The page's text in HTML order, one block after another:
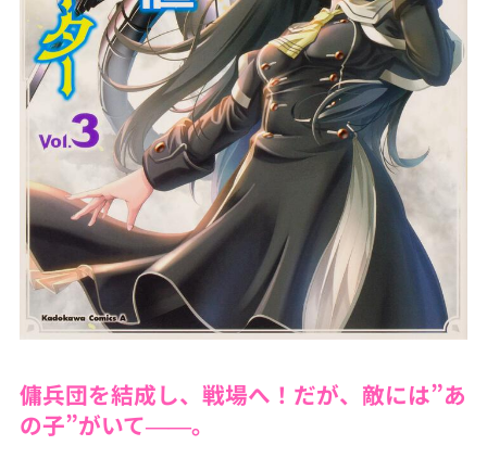
傭兵団を結成し、戦場へ！だが、敵には”あ
の子”がいて――。